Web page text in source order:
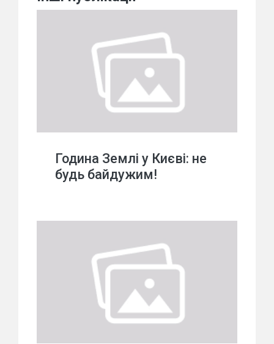
Година Землі у Києві: не
будь байдужим!